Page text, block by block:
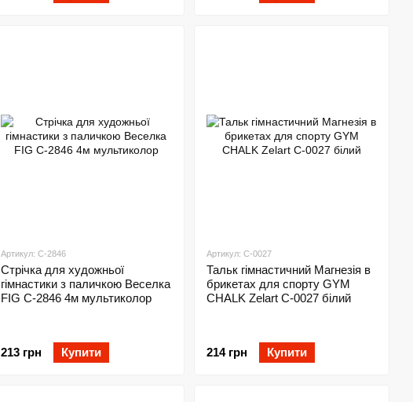
Артикул: C-2846
Стрічка для художньої
гімнастики з паличкою Веселка
FIG C-2846 4м мультиколор
213 грн Купити
Артикул: C-0027
Тальк гімнастичний Магнезія в
брикетах для спорту GYM
CHALK Zelart C-0027 білий
214 грн Купити